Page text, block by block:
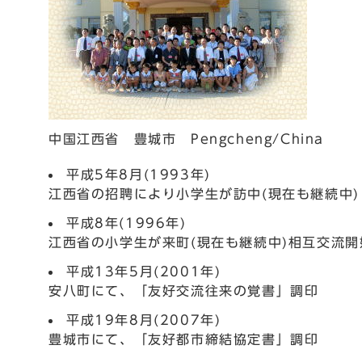
中国江西省 豊城市 Pengcheng/China
平成5年8月(1993年)
江西省の招聘により小学生が訪中(現在も継続中)
平成8年(1996年)
江西省の小学生が来町(現在も継続中)相互交流開
平成13年5月(2001年)
安八町にて、「友好交流往来の覚書」調印
平成19年8月(2007年)
豊城市にて、「友好都市締結協定書」調印